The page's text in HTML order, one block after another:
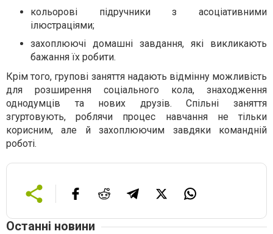
кольорові підручники з асоціативними
ілюстраціями;
захоплюючі домашні завдання, які викликають
бажання їх робити.
Крім того, групові заняття надають відмінну можливість
для розширення соціального кола, знаходження
однодумців та нових друзів. Спільні заняття
згуртовують, роблячи процес навчання не тільки
корисним, але й захоплюючим завдяки командній
роботі.
Останні новини